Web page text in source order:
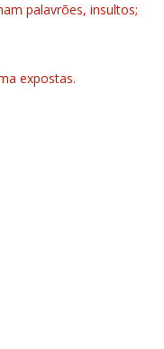
palavrões, insultos;
expostas.